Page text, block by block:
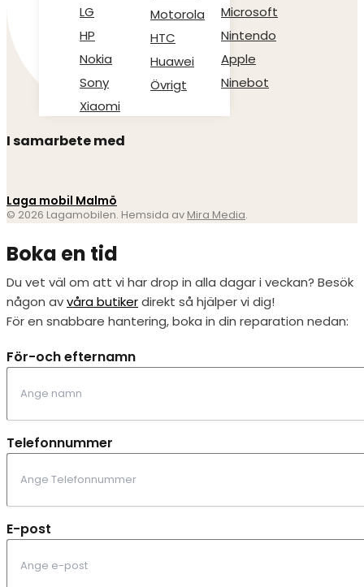
LG
HP
Nokia
Sony
Xiaomi
Motorola
HTC
Huawei
Övrigt
Microsoft
Nintendo
Apple
Ninebot
I samarbete med
Laga mobil Malmö
© 2026 Lagamobilen. Hemsida av Mira Media.
Boka en tid
Du vet väl om att vi har drop in alla dagar i veckan? Besök
någon avvåra butikerdirekt så hjälper vi dig!
För en snabbare hantering, boka in din reparation nedan:
För-och efternamn
Telefonnummer
E-post